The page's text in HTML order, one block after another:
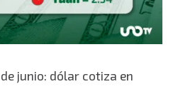
junio: dólar cotiza en